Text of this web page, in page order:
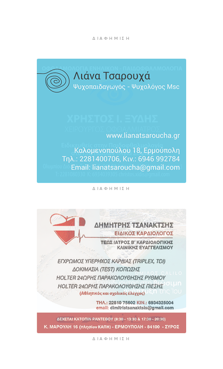
Βρέθηκε σορός σε σπηλιά στον Λυκαβηττό
κοντά στο εκκλησάκι των Αγίων Ισιδώρων
4 ώρες 56 λεπτά πρίν
ΔΙΑΦΉΜΙΣΗ
ΔΙΑΦΉΜΙΣΗ
ΔΙΑΦΉΜΙΣΗ